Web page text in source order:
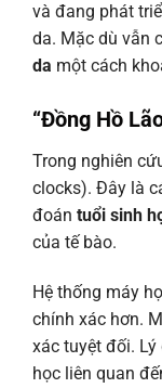
và đang phát
da. Mặc dù vẫn
da một cách
“Đồng Hồ
Trong nghiên
clocks). Đây là
đoán tuổi sinh
của tế bào.
Hệ thống máy
chính xác hơn.
xác tuyệt đối.
học liên quan